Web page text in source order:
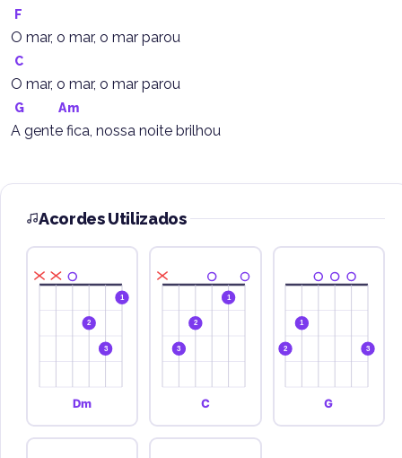
F
O mar, o mar, o mar parou
C
O mar, o mar, o mar parou
G Am
A gente fica, nossa noite brilhou
Acordes Utilizados
2
3
1
Dm
3
2
1
C
2
1
3
G